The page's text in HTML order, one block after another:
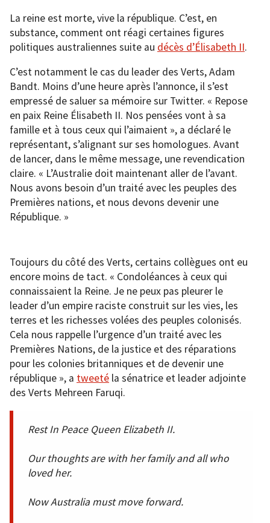
La reine est morte, vive la république. C’est, en
substance, comment ont réagi certaines figures
politiques australiennes suite au décès d’Élisabeth II.
C’est notamment le cas du leader des Verts, Adam
Bandt. Moins d’une heure après l’annonce, il s’est
empressé de saluer sa mémoire sur Twitter. « Repose
en paix Reine Élisabeth II. Nos pensées vont à sa
famille et à tous ceux qui l’aimaient », a déclaré le
représentant, s’alignant sur ses homologues. Avant
de lancer, dans le même message, une revendication
claire. « L’Australie doit maintenant aller de l’avant.
Nous avons besoin d’un traité avec les peuples des
Premières nations, et nous devons devenir une
République. »
Toujours du côté des Verts, certains collègues ont eu
encore moins de tact. « Condoléances à ceux qui
connaissaient la Reine. Je ne peux pas pleurer le
leader d’un empire raciste construit sur les vies, les
terres et les richesses volées des peuples colonisés.
Cela nous rappelle l’urgence d’un traité avec les
Premières Nations, de la justice et des réparations
pour les colonies britanniques et de devenir une
république », a tweeté la sénatrice et leader adjointe
des Verts Mehreen Faruqi.
Rest In Peace Queen Elizabeth II.
Our thoughts are with her family and all who
loved her.
Now Australia must move forward.